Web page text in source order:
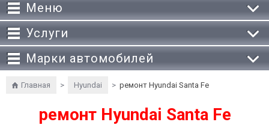
Меню
Услуги
Марки автомобилей
Главная > Hyundai > ремонт Hyundai Santa Fe
ремонт Hyundai Santa Fe